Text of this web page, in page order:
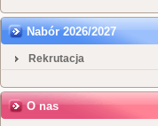
Nabór 2026/2027
Rekrutacja
O nas